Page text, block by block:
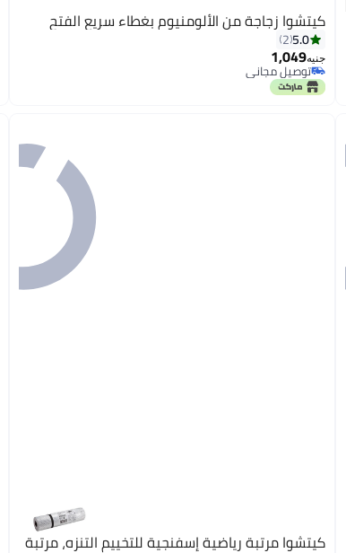
كيتشوا زجاجة من الألومنيوم بغطاء سريع الفتح
5.0
2
جنيه1,049
توصيل مجاني
توصيل مجاني
كيتشوا مرتبة رياضية إسفنجية للتخييم التنزه، مرتبة